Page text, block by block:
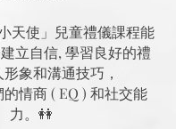
天使」兒童禮儀課程能
立自信, 學習良好的禮
象和溝通技巧，
情商 ( EQ ) 和社交能
力。👭